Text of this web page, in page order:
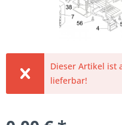
Dieser Artikel ist
lieferbar!